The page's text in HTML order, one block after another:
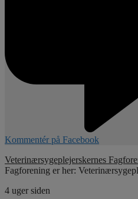
Kommentér på Facebook
Veterinærsygeplejerskernes
Fagforening er her:
4 uger siden